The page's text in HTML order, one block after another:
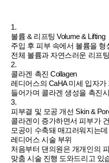
1.
볼륨 & 리프팅Volume & Lifting
주입 후 피부 속에서 볼륨을 형
전체 볼륨과 자연스러운 리프
2.
콜라겐 촉진Collagen
레디어스의 CaHA 미세 입자가
들어가며 콜라겐 생성을 촉진
3.
피부결 및 모공 개선 Skin &
콜라겐이 증가하면서 피부가
모공이 수축돼 매끄러워지는
레디어스 시술 부위
처음부터 댄의원은 개개인의
맞춤 시술 진행 도와드리고 있